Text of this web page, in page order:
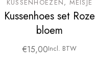
KUSSENHOEZEN MEISJE
Kussenhoes set Roze
bloem
€15,00Incl. BTW